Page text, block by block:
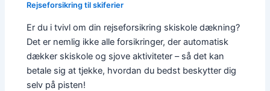
Rejseforsikring til skiferier
Er du i tvivl om din rejseforsikring skiskole dækning?
Det er nemlig ikke alle forsikringer, der automatisk
dækker skiskole og sjove aktiviteter – så det kan
betale sig at tjekke, hvordan du bedst beskytter dig
selv på pisten!